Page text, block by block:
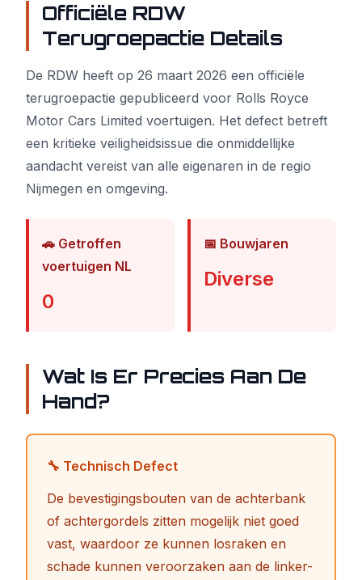
Officiële RDW
Terugroepactie Details
De RDW heeft op 26 maart 2026 een officiële
terugroepactie gepubliceerd voor Rolls Royce
Motor Cars Limited voertuigen. Het defect betreft
een kritieke veiligheidsissue die onmiddellijke
aandacht vereist van alle eigenaren in de regio
Nijmegen en omgeving.
🚗 Getroffen
voertuigen NL
0
📅 Bouwjaren
Diverse
Wat Is Er Precies Aan De
Hand?
🔧 Technisch Defect
De bevestigingsbouten van de achterbank
of achtergordels zitten mogelijk niet goed
vast, waardoor ze kunnen losraken en
schade kunnen veroorzaken aan de linker-